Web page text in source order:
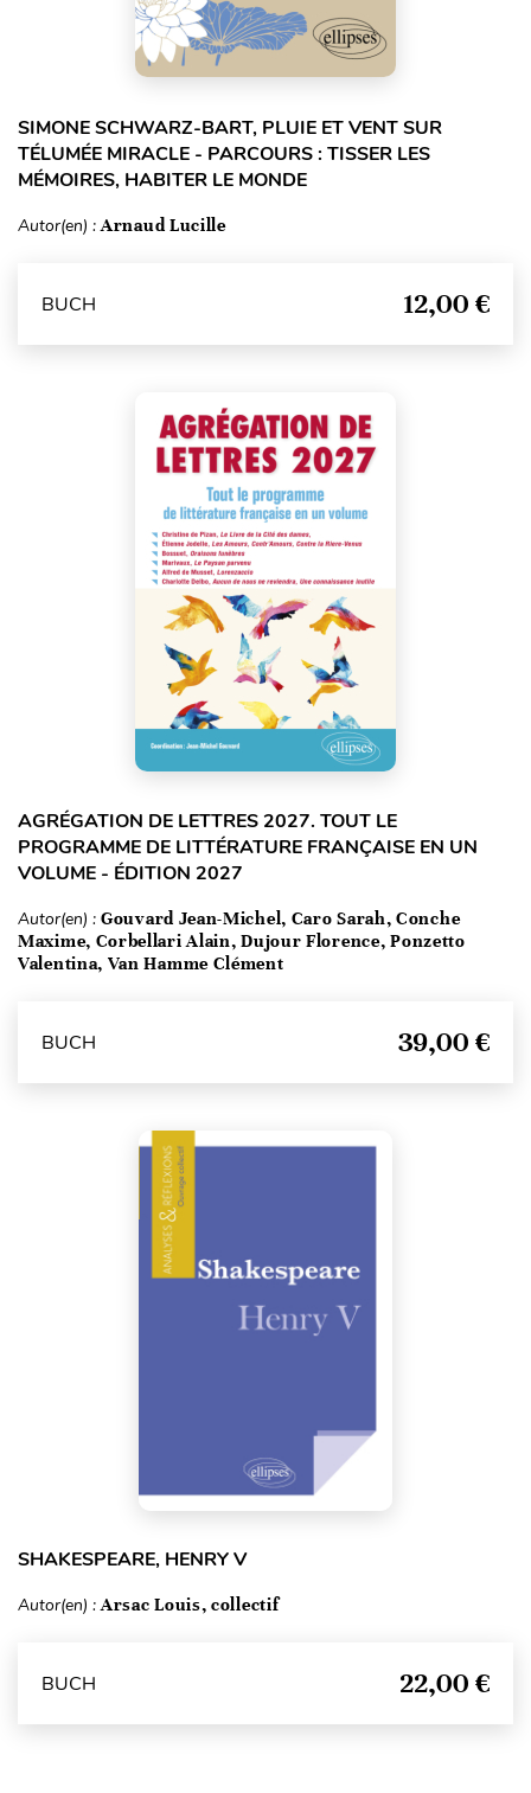
SIMONE SCHWARZ-BART, PLUIE ET VENT SUR
TÉLUMÉE MIRACLE - PARCOURS : TISSER LES
MÉMOIRES, HABITER LE MONDE
Autor(en) :Arnaud Lucille
BUCH 12,00 €
AGRÉGATION DE LETTRES 2027. TOUT LE
PROGRAMME DE LITTÉRATURE FRANÇAISE EN UN
VOLUME - ÉDITION 2027
Autor(en) : Gouvard Jean-Michel, Caro Sarah, Conche
Maxime, Corbellari Alain, Dujour Florence, Ponzetto
Valentina, Van Hamme Clément
BUCH 39,00 €
SHAKESPEARE, HENRY V
Autor(en) :Arsac Louis, collectif
BUCH 22,00 €